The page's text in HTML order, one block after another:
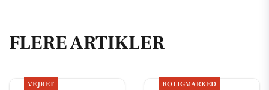
FLERE ARTIKLER
VEJRET BOLIGMARKED